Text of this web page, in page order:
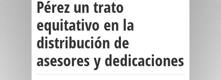
Pérez un trato
equitativo en la
distribución de
asesores y dedicaciones